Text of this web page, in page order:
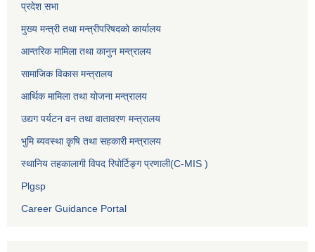
प्रदेश सभा
मुख्य मन्त्री तथा मन्त्रीपरिषदको कार्यालय
आन्तरिक मामिला तथा कानुन मन्त्रालय
सामाजिक विकास मन्त्रालय
आर्थिक मामिला तथा योजना मन्त्रालय
उद्यग पर्यटन वन तथा वातावरण मन्त्रालय
भुमि ब्यवस्था कृषि तथा सहकारी मन्त्रालय
स्थानिय तहकालागी विपद रिपोर्टिङ्ग प्रणाली(C-MIS )
Plgsp
Career Guidance Portal